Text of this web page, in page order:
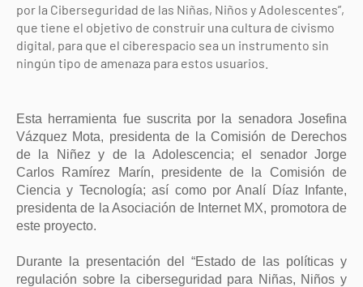
por la Ciberseguridad de las Niñas, Niños y Adolescentes”,
que tiene el objetivo de construir una cultura de civismo
digital, para que el ciberespacio sea un instrumento sin
ningún tipo de amenaza para estos usuarios.
Esta herramienta fue suscrita por la senadora Josefina
Vázquez Mota, presidenta de la Comisión de Derechos
de la Niñez y de la Adolescencia; el senador Jorge
Carlos Ramírez Marín, presidente de la Comisión de
Ciencia y Tecnología; así como por Analí Díaz Infante,
presidenta de la Asociación de Internet MX, promotora de
este proyecto.
Durante la presentación del “Estado de las políticas y
regulación sobre la ciberseguridad para Niñas, Niños y